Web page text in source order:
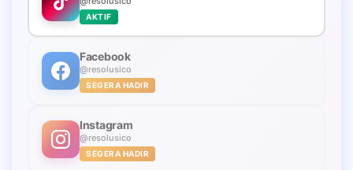
AKTIF
Facebook
@resolusico
SEGERA HADIR
Instagram
@resolusico
SEGERA HADIR